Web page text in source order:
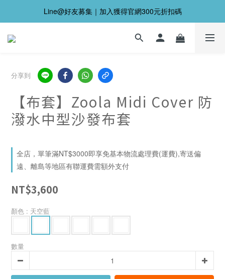
Line@好友募集｜加入獲得官網300元折扣碼
分享到
【布套】Zoola Midi Cover 防
潑水中型沙發布套
全店，單筆滿NT$3000即享免基本物流處理費(運費),寄送偏
遠、離島等地區有聯運費需額外支付
NT$3,600
顏色 : 天空藍
數量